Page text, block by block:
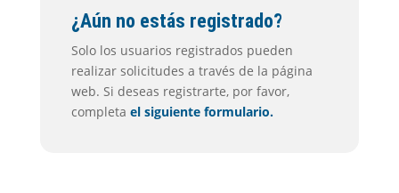
¿Aún no estás registrado?
Solo los usuarios registrados pueden
realizar solicitudes a través de la página
web. Si deseas registrarte, por favor,
completa el siguiente formulario.